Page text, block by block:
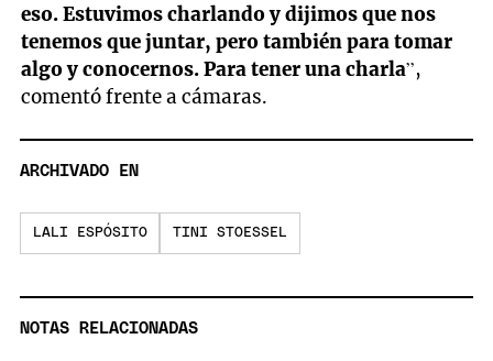
eso. Estuvimos charlando y dijimos que nos
tenemos que juntar, pero también para tomar
algo y conocernos. Para tener una charla”,
comentó frente a cámaras.
ARCHIVADO EN
LALI ESPÓSITO TINI STOESSEL
NOTAS RELACIONADAS